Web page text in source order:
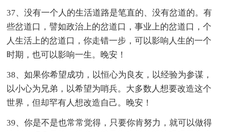
37、没有一个人的生活道路是笔直的、没有岔道的。有
些岔道口，譬如政治上的岔道口，事业上的岔道口，个
人生活上的岔道口，你走错一步，可以影响人生的一个
时期，也可以影响一生。晚安！
38、如果你希望成功，以恒心为良友，以经验为参谋，
以小心为兄弟，以希望为哨兵。大多数人想要改造这个
世界，但却罕有人想改造自己。晚安！
39、你是不是也常常觉得，只要你肯努力，就可以做得